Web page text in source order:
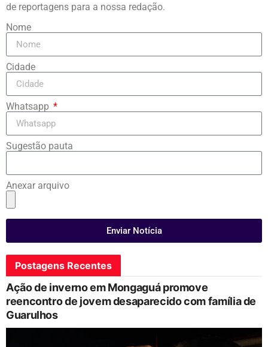
de reportagens para a nossa redação.
Nome
Cidade
Whatsapp
Sugestão pauta
Anexar arquivo
Enviar Notícia
Postagens Recentes
Ação de inverno em Mongaguá promove
reencontro de jovem desaparecido com família de
Guarulhos